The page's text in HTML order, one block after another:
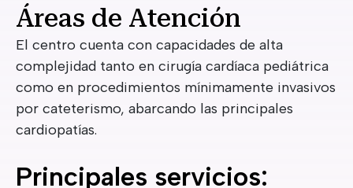
Áreas de Atención
El centro cuenta con capacidades de alta
complejidad tanto en cirugía cardíaca pediátrica
como en procedimientos mínimamente invasivos
por cateterismo, abarcando las principales
cardiopatías.
Principales servicios: